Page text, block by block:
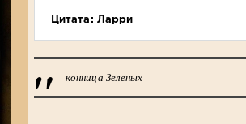
Цитата: Ларри
конница Зеленых